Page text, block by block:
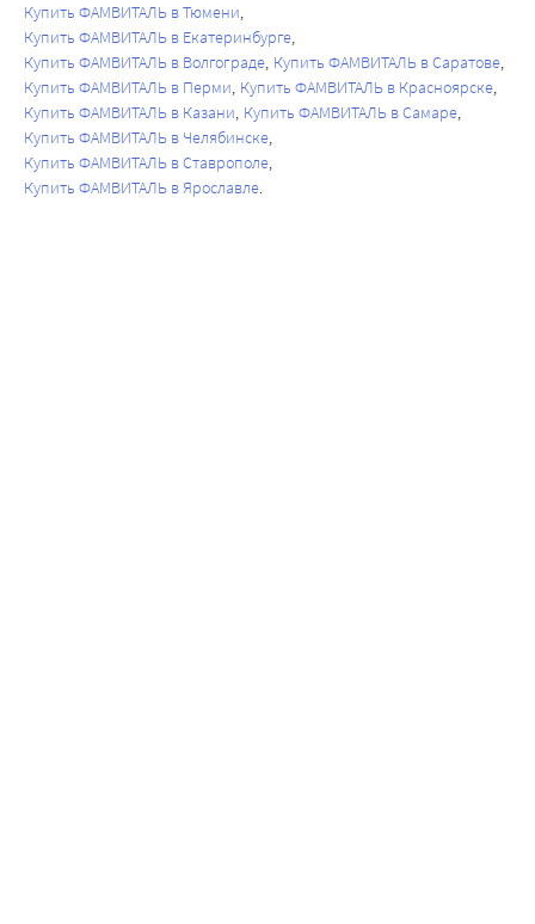
Купить ФАМВИТАЛЬ в Тюмени
Купить ФАМВИТАЛЬ в Екатеринбурге
Купить ФАМВИТАЛЬ в Волгограде Купить ФАМВИТАЛЬ в Саратове
Купить ФАМВИТАЛЬ в Перми Купить ФАМВИТАЛЬ в Красноярске
Купить ФАМВИТАЛЬ в Казани Купить ФАМВИТАЛЬ в Самаре
Купить ФАМВИТАЛЬ в Челябинске
Купить ФАМВИТАЛЬ в Ставрополе
Купить ФАМВИТАЛЬ в Ярославле